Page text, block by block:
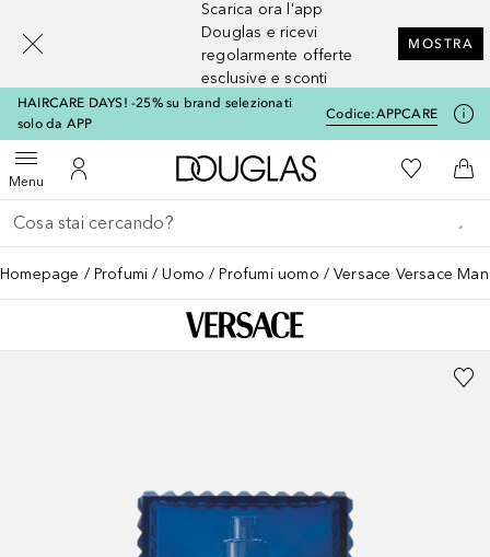
Scarica ora l'app
Douglas e ricevi
regolarmente offerte
esclusive e sconti
MOSTRA
HAIRCARE DAYS! -25% su brand selezionati
solo da APP
Codice:APPCARE
MenuApri menuAl Mio Account
A Douglas HomeAlla Mia
Al
Torna indietro
Esegui ricerca
Homepage Profumi Uomo Profumi uomo Versace Versace
[navigation.slideout.screenreader]